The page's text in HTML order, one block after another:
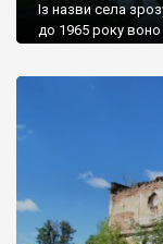
Із назви села
до 1965 року
Наддністрянське
сіл. У селі є